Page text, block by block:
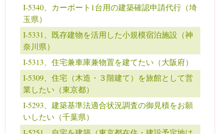
I-5340、カーポート1台用の建築確認申請代行（埼
玉県）
I-5331、既存建物を活用した小規模宿泊施設（神
奈川県）
I-5313、住宅兼車庫兼物置を建てたい（大阪府）
I-5309、住宅（木造・３階建て）を旅館として営
業したい（東京都）
I-5293、建築基準法適合状況調査の御見積をお願
いしたい（千葉県）